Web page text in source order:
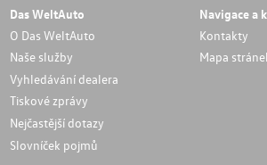
Das WeltAuto
O Das WeltAuto
Naše služby
Vyhledávání dealera
Tiskové zprávy
Nejčastější dotazy
Slovníček pojmů
Navigace a
Kontakty
Mapa